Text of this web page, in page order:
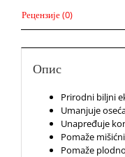
Рецензије (0)
Опис
Prirodni biljni
Umanjuje
Unapređuje
Pomaže
Pomaže